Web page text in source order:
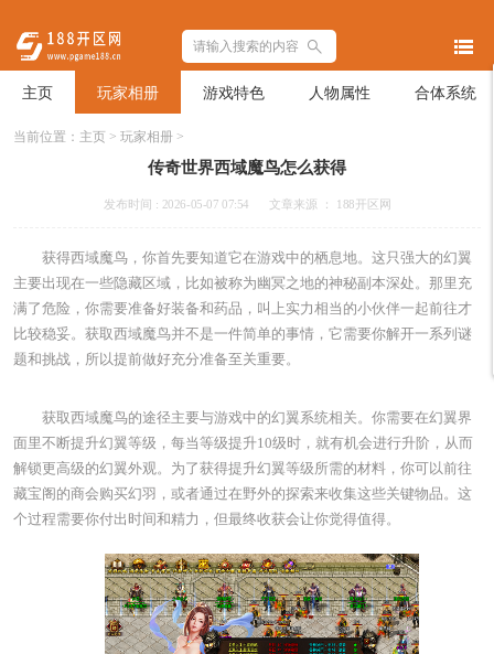
主页 玩家相册 游戏特色 人物属性 合体系统
当前位置： 主页 > 玩家相册 >
传奇世界西域魔鸟怎么获得
发布时间 : 2026-05-07 07:54 文章来源 ： 188开区网
获得西域魔鸟，你首先要知道它在游戏中的栖息地。这只强大的幻翼
主要出现在一些隐藏区域，比如被称为幽冥之地的神秘副本深处。那里充
满了危险，你需要准备好装备和药品，叫上实力相当的小伙伴一起前往才
比较稳妥。获取西域魔鸟并不是一件简单的事情，它需要你解开一系列谜
题和挑战，所以提前做好充分准备至关重要。
获取西域魔鸟的途径主要与游戏中的幻翼系统相关。你需要在幻翼界
面里不断提升幻翼等级，每当等级提升10级时，就有机会进行升阶，从而
解锁更高级的幻翼外观。为了获得提升幻翼等级所需的材料，你可以前往
藏宝阁的商会购买幻羽，或者通过在野外的探索来收集这些关键物品。这
个过程需要你付出时间和精力，但最终收获会让你觉得值得。